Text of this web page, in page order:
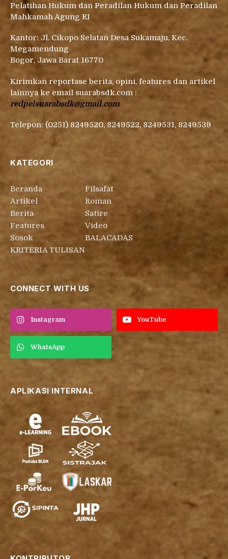
Pelatihan Hukum dan Peradilan Hukum dan Peradilan
Mahkamah Agung RI
Kantor: Jl. Cikopo Selatan Desa Sukamaju, Kec.
Megamendung
Bogor, Jawa Barat 16770
Kirimkan reportase berita, opini, features dan artikel
lainnya ke email suarabsdk.com :
redpelsuarabsdk@gmail.com
Telepon: (0251) 8249520, 8249522, 8249531, 8249539
KATEGORI
Beranda
Artikel
Berita
Features
Sosok
KRITERIA TULISAN
Filsafat
Roman
Satire
Video
BALACADAS
CONNECT WITH US
Instagram YouTube
WhatsApp
APLIKASI INTERNAL